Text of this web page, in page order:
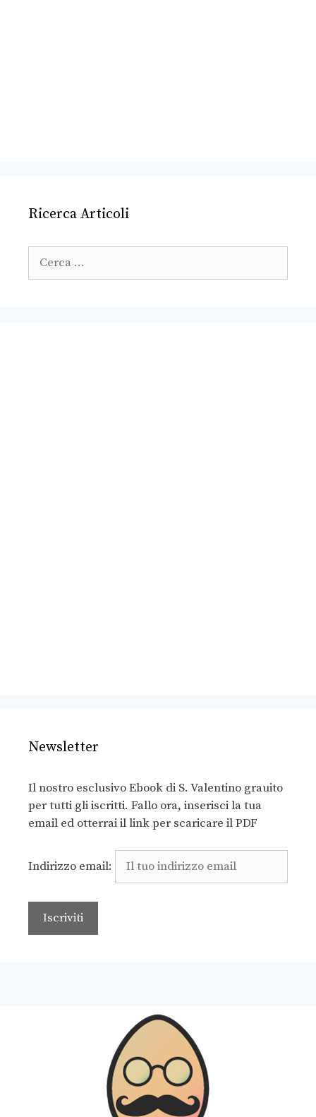
Ricerca Articoli
Newsletter
Il nostro esclusivo Ebook di S. Valentino grauito
per tutti gli iscritti. Fallo ora, inserisci la tua
email ed otterrai il link per scaricare il PDF
Indirizzo email: